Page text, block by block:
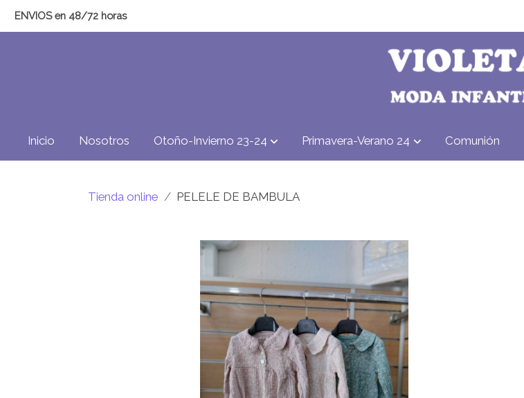
ENVIOS en 48/72 horas
Inicio Nosotros Otoño-Invierno 23-24 Primavera-Verano 24 Comunión
Tienda online PELELE DE BAMBULA